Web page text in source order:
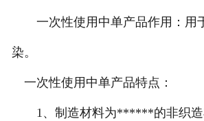
一次性使用中单产品作用：用
染。
一次性使用中单产品特点：
1、制造材料为******的非织造